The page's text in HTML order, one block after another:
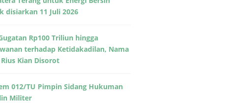
disiarkan 11 Juli 2026
Rp100 Triliun hingga
terhadap Ketidakadilan, Nama
Rius Kian Disorot
012/TU Pimpin Sidang Hukuman
Militer